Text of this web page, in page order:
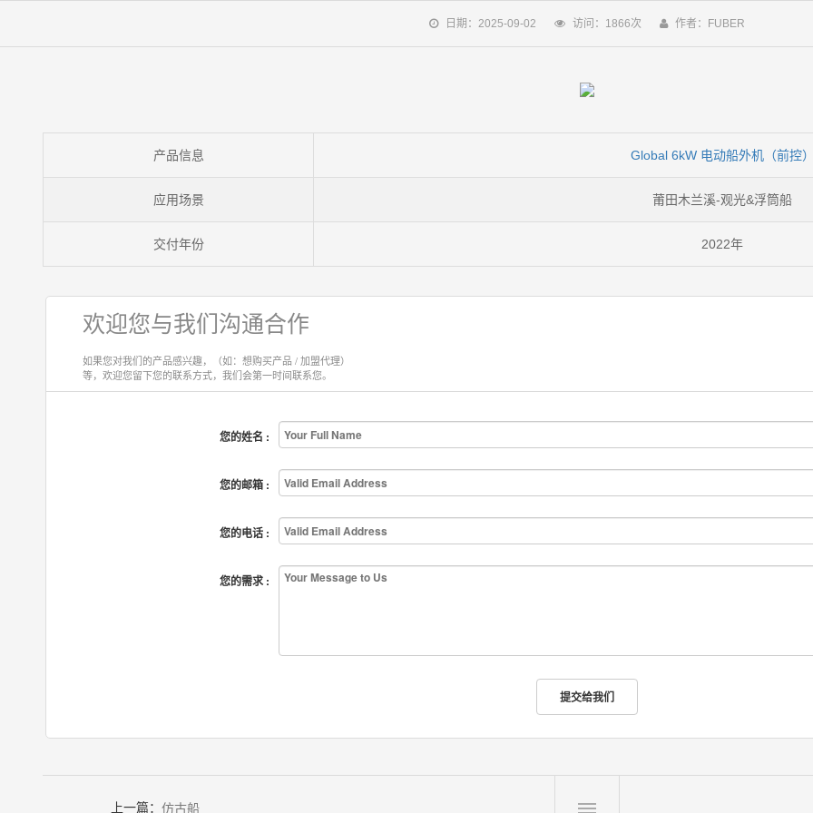
日期：2025-09-02 访问：1866次 作者：FUBER
产品信息 Global 6kW 电动船外机（前控
应用场景 莆田木兰溪-观光&浮筒船
交付年份 2022年
欢迎您与我们沟通合作
如果您对我们的产品感兴趣，（如：想购买产品 / 加盟代理）
等，欢迎您留下您的联系方式，我们会第一时间联系您。
您的姓名 :
您的邮箱 :
您的电话 :
您的需求 :
上一篇： 仿古船